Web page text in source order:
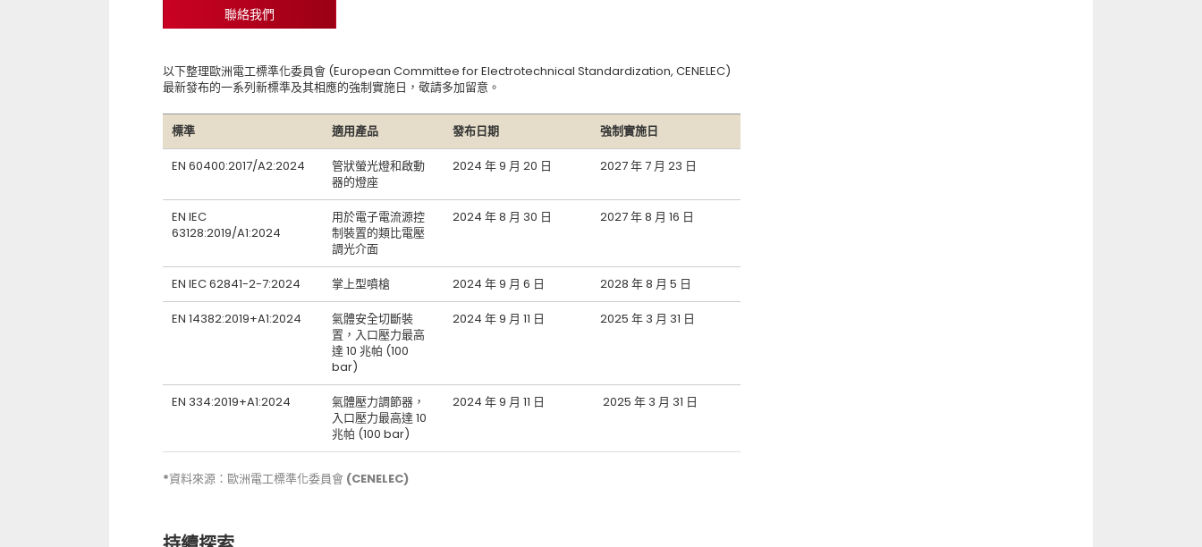
聯絡我們
以下整理歐洲電工標準化委員會 (European Committee for Electrotechnical Standardization, CENELEC)
最新發布的一系列新標準及其相應的強制實施日，敬請多加留意。
標準 適用產品 發布日期 強制實施日
EN 60400:2017/A2:2024
管狀螢光燈和啟動
器的燈座
2024 年 9 月 20 日 2027 年 7 月 23 日
EN IEC
63128:2019/A1:2024
用於電子電流源控
制裝置的類比電壓
調光介面
2024 年 8 月 30 日 2027 年 8 月 16 日
EN IEC 62841-2-7:2024 掌上型噴槍 2024 年 9 月 6 日 2028 年 8 月 5 日
EN 14382:2019+A1:2024
氣體安全切斷裝
置，入口壓力最高
達 10 兆帕 (100
bar)
2024 年 9 月 11 日 2025 年 3 月 31 日
EN 334:2019+A1:2024
氣體壓力調節器，
入口壓力最高達 10
兆帕 (100 bar)
2024 年 9 月 11 日 2025 年 3 月 31 日
*資料來源：歐洲電工標準化委員會 (CENELEC)